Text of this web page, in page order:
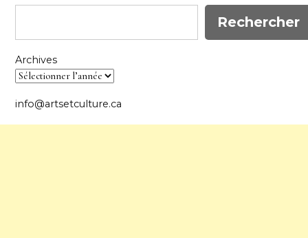
Rechercher
Archives
info@artsetculture.ca